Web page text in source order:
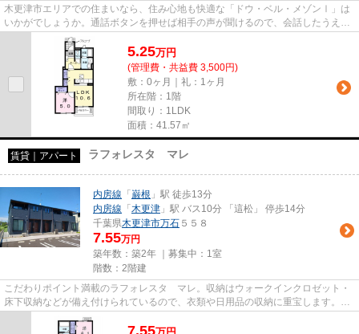
木更津市エリアでの住まいなら、住み心地も快適な「ドウ・ベル・メゾンⅠ」は
いかがでしょうか。通話ボタンを押せば相手の声が聞けるので、会話したうえで
直接会うかを決められるインタ...
5.25万円
(管理費・共益費 3,500円)
敷：0ヶ月｜礼：1ヶ月
所在階：1階
間取り：1LDK
面積：41.57㎡
賃貸｜アパート ラフォレスタ マレ
内房線 「 巌根 」駅 徒歩13分
内房線 「 木更津 」駅 バス10分 「這松」 停歩14分
千葉県木更津市万石 ５５８
7.55万円
築年数：築2年 ｜募集中： 1室
階数：2階建
こだわりポイント満載のラフォレスタ マレ。収納はウォークインクロゼット・
床下収納などが備え付けられているので、衣類や日用品の収納に重宝します。モ
ニター越しに来訪者を確認し...
7.55